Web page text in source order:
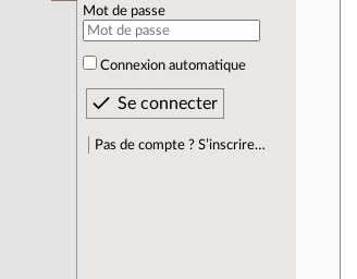
Mot de passe
Connexion automatique
Pas de compte ? S’inscrire…